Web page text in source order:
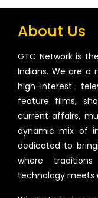
About Us
GTC Network is
Indians. We are a
high-interest
feature films,
current affairs,
dynamic mix of
dedicated to
where
technology meets